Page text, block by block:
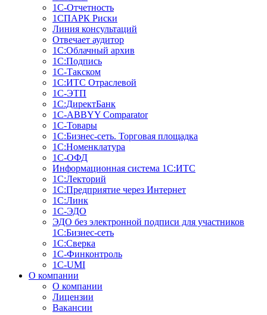
1С-Отчетность
1СПАРК Риски
Линия консультаций
Отвечает аудитор
1С:Облачный архив
1С:Подпись
1С-Такском
1С:ИТС Отраслевой
1С-ЭТП
1С:ДиректБанк
1C-ABBYY Comparator
1С-Товары
1С:Бизнес-сеть. Торговая площадка
1С:Номенклатура
1С-ОФД
Информационная система 1С:ИТС
1С:Лекторий
1С:Предприятие через Интернет
1С:Линк
1С-ЭДО
ЭДО без электронной подписи для участников
1С:Бизнес-сеть
1С:Сверка
1С-Финконтроль
1C-UMI
О компании
О компании
Лицензии
Вакансии